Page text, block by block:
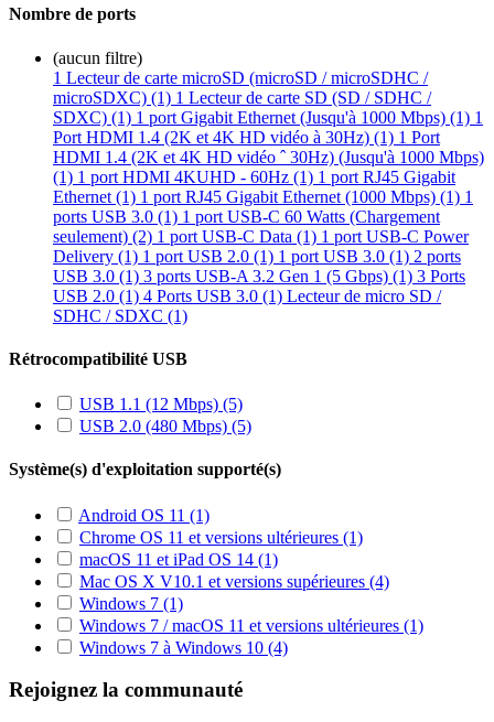
Nombre de ports
(aucun filtre)
1 Lecteur de carte microSD (microSD / microSDHC /
microSDXC) (1) 1 Lecteur de carte SD (SD / SDHC /
SDXC) (1) 1 port Gigabit Ethernet (Jusqu'à 1000 Mbps) (1) 1
Port HDMI 1.4 (2K et 4K HD vidéo à 30Hz) (1) 1 Port
HDMI 1.4 (2K et 4K HD vidéo ˆ 30Hz) (Jusqu'à 1000 Mbps)
(1) 1 port HDMI 4KUHD - 60Hz (1) 1 port RJ45 Gigabit
Ethernet (1) 1 port RJ45 Gigabit Ethernet (1000 Mbps) (1) 1
ports USB 3.0 (1) 1 port USB-C 60 Watts (Chargement
seulement) (2) 1 port USB-C Data (1) 1 port USB-C Power
Delivery (1) 1 port USB 2.0 (1) 1 port USB 3.0 (1) 2 ports
USB 3.0 (1) 3 ports USB-A 3.2 Gen 1 (5 Gbps) (1) 3 Ports
USB 2.0 (1) 4 Ports USB 3.0 (1) Lecteur de micro SD /
SDHC / SDXC (1)
Rétrocompatibilité USB
USB 1.1 (12 Mbps) (5)
USB 2.0 (480 Mbps) (5)
Système(s) d'exploitation supporté(s)
Android OS 11 (1)
Chrome OS 11 et versions ultérieures (1)
macOS 11 et iPad OS 14 (1)
Mac OS X V10.1 et versions supérieures (4)
Windows 7 (1)
Windows 7 / macOS 11 et versions ultérieures (1)
Windows 7 à Windows 10 (4)
Rejoignez la communauté